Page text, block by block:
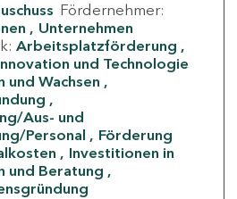
Fördernehmer:
Unternehmen
Arbeitsplatzförderung
und Technologie
und Wachsen
Aus- und
Personal
Förderung
Investitionen in
und Beratung